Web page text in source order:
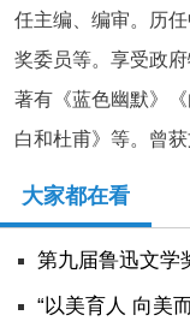
公告公示
人事考试
专题专栏
任主编、编审。历
奖委员等。享受政府
著有《蓝色幽默》
白和杜甫》等。曾
大家都在看
第九届鲁迅文学
“以美育人 向美